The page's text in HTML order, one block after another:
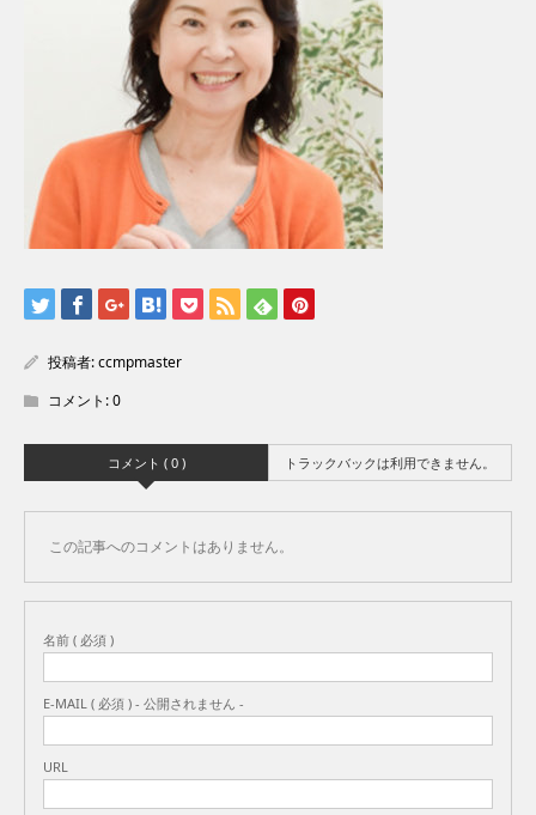
投稿者:ccmpmaster
コメント:0
コメント ( 0 ) トラックバックは利用できません。
この記事へのコメントはありません。
名前 ( 必須 )
E-MAIL ( 必須 ) - 公開されません -
URL